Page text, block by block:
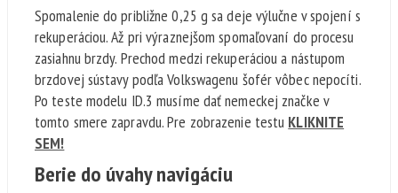
Spomalenie do približne 0,25 g sa deje výlučne v spojení s
rekuperáciou. Až pri výraznejšom spomaľovaní do procesu
zasiahnu brzdy. Prechod medzi rekuperáciou a nástupom
brzdovej sústavy podľa Volkswagenu šofér vôbec nepocíti.
Po teste modelu ID.3 musíme dať nemeckej značke v
tomto smere zapravdu. Pre zobrazenie testu KLIKNITE
SEM!
Berie do úvahy navigáciu